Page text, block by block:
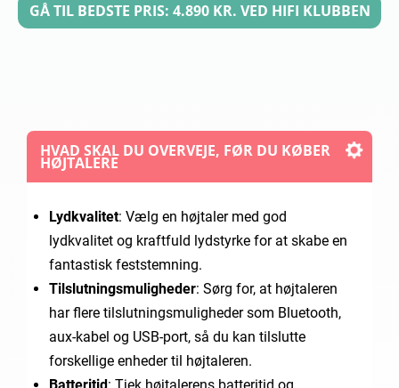
GÅ TIL BEDSTE PRIS: 4.890 KR. VED HIFI KLUBBEN
HVAD SKAL DU OVERVEJE, FØR DU KØBER
HØJTALERE
Lydkvalitet: Vælg en højtaler med god
lydkvalitet og kraftfuld lydstyrke for at skabe en
fantastisk feststemning.
Tilslutningsmuligheder: Sørg for, at højtaleren
har flere tilslutningsmuligheder som Bluetooth,
aux-kabel og USB-port, så du kan tilslutte
forskellige enheder til højtaleren.